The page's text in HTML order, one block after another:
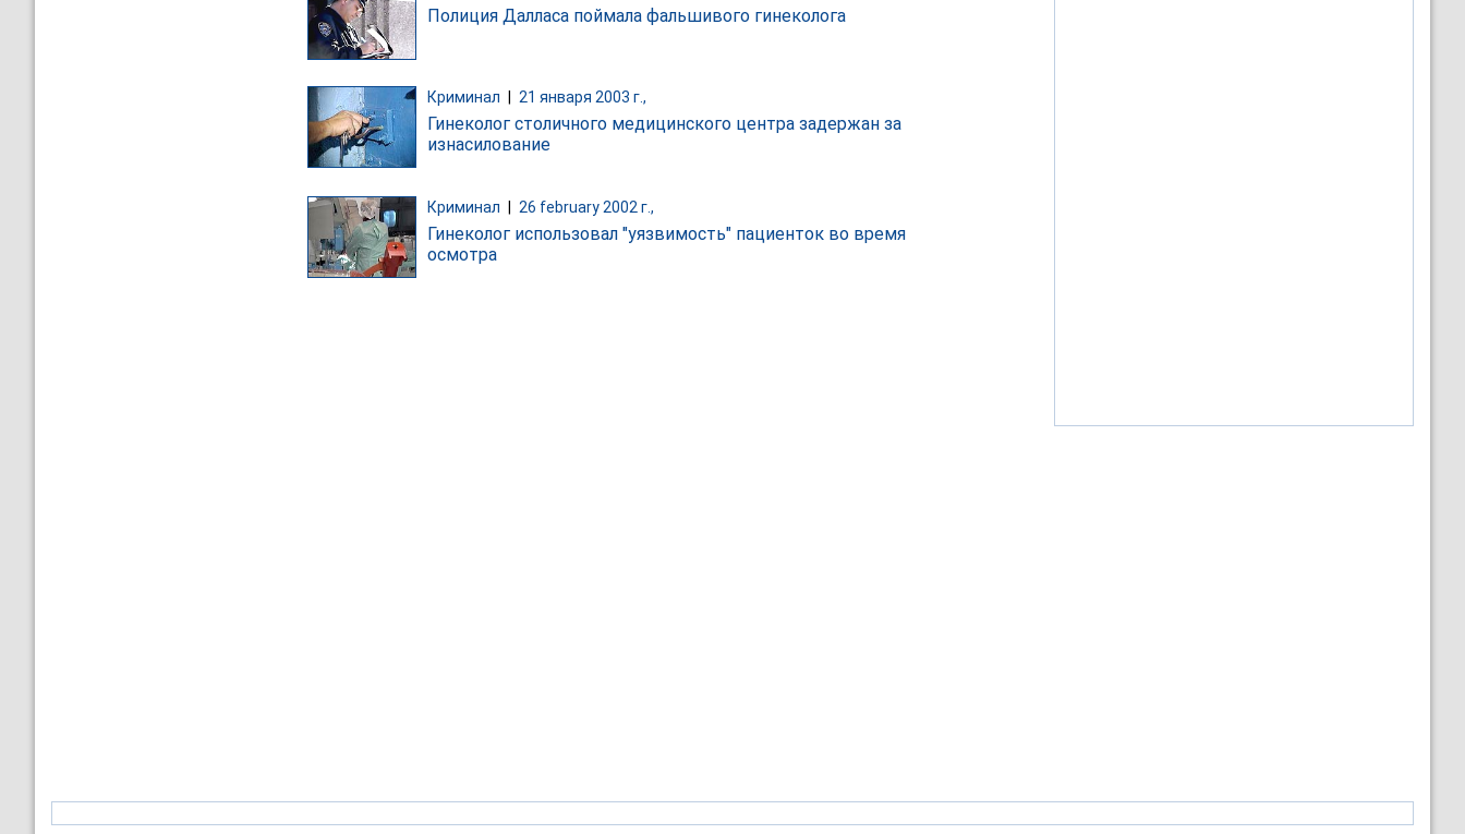
Полиция Далласа поймала фальшивого гинеколога
Криминал 21 января 2003 г.,
Гинеколог столичного медицинского центра задержан за
изнасилование
Криминал | 26 february 2002 г.,
Гинеколог использовал "уязвимость" пациенток во время
осмотра